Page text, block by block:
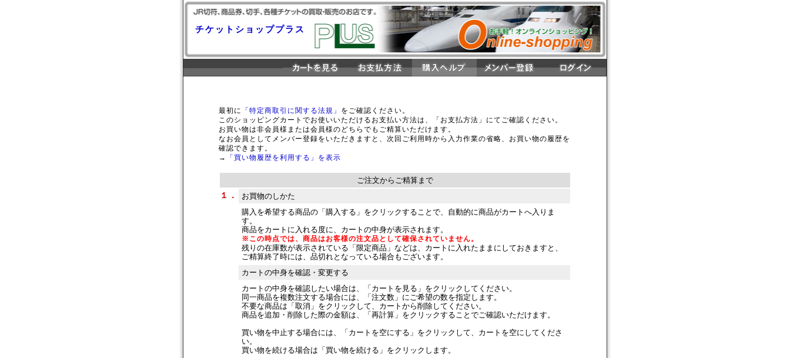
チケットショッププラス
最初に 「特定商取引に関する法規」 をご確認ください。
このショッピングカートでお使いいただけるお支払い方法は、「お支払方法」にてご確認ください。
お買い物は非会員様または会員様のどちらでもご精算いただけます。
なお会員としてメンバー登録をいただきますと、次回ご利用時から入力作業の省略、お買い物の履歴を
確認できます。
→
「買い物履歴を利用する」を表示
ご注文からご精算まで
１．
お買物のしかた
購入を希望する商品の「購入する」をクリックすることで、自動的に商品がカートへ入りま
す。
商品をカートに入れる度に、カートの中身が表示されます。
※この時点では、商品はお客様の注文品として確保されていません。
残りの在庫数が表示されている「限定商品」などは、カートに入れたままにしておきますと、
ご精算終了時には、品切れとなっている場合もございます。
カートの中身を確認・変更する
カートの中身を確認したい場合は、「カートを見る」をクリックしてください。
同一商品を複数注文する場合には、「注文数」にご希望の数を指定します。
不要な商品は「取消」をクリックして、カートから削除してください。
商品を追加・削除した際の金額は、「再計算」をクリックすることでご確認いただけます。
買い物を中止する場合には、「カートを空にする」をクリックして、カートを空にしてくださ
い。
買い物を続ける場合は「買い物を続ける」をクリックします。